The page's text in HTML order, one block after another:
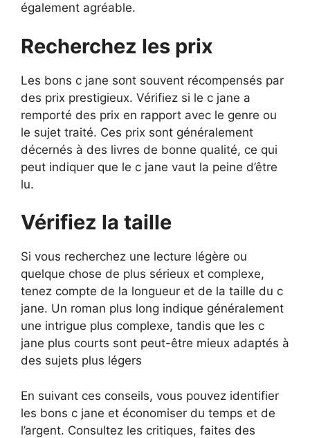
également agréable.
Recherchez les prix
Les bons c jane sont souvent récompensés par
des prix prestigieux. Vérifiez si le c jane a
remporté des prix en rapport avec le genre ou
le sujet traité. Ces prix sont généralement
décernés à des livres de bonne qualité, ce qui
peut indiquer que le c jane vaut la peine d’être
lu.
Vérifiez la taille
Si vous recherchez une lecture légère ou
quelque chose de plus sérieux et complexe,
tenez compte de la longueur et de la taille du c
jane. Un roman plus long indique généralement
une intrigue plus complexe, tandis que les c
jane plus courts sont peut-être mieux adaptés à
des sujets plus légers
En suivant ces conseils, vous pouvez identifier
les bons c jane et économiser du temps et de
l’argent. Consultez les critiques, faites des